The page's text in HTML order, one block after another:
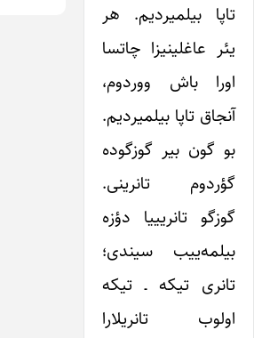
تاپا بیلمیردیم. هر
یئر عاغلینیزا چاتسا
اورا باش ووردوم،
آنجاق تاپا بیلمیردیم.
بو گون بیر گوزگوده
گؤردوم تانرینی.
گوزگو تانریییا دؤزه
بیلمه‌ییب سیندی؛
تانری تیکه ـ تیکه
اولوب تانریلارا